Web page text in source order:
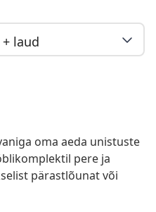
laud
oma aeda unistuste
pere ja
pärastlõunat või